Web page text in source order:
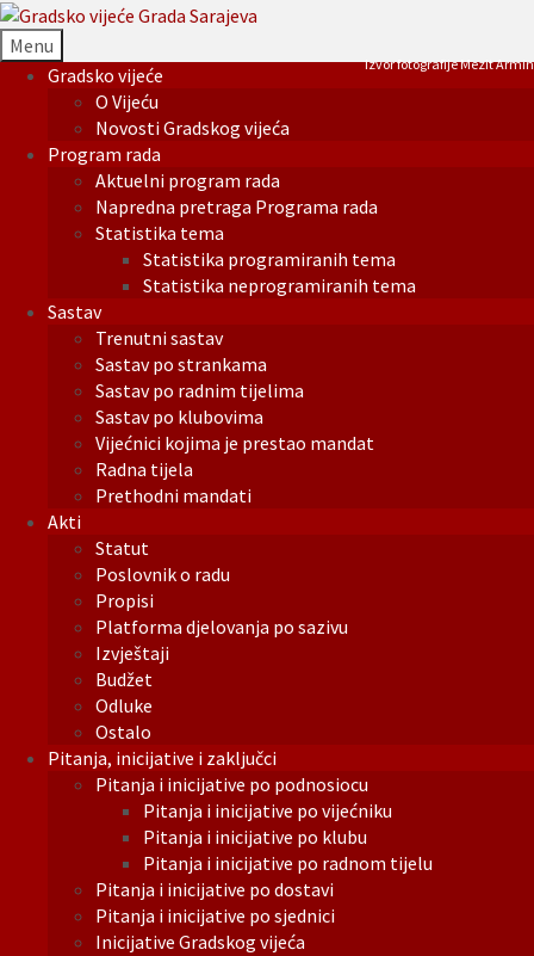
Menu
Gradsko vijeće
O Vijeću
Novosti Gradskog vijeća
Program rada
Aktuelni program rada
Napredna pretraga Programa rada
Statistika tema
Statistika programiranih tema
Statistika neprogramiranih tema
Sastav
Trenutni sastav
Sastav po strankama
Sastav po radnim tijelima
Sastav po klubovima
Vijećnici kojima je prestao mandat
Radna tijela
Prethodni mandati
Akti
Statut
Poslovnik o radu
Propisi
Platforma djelovanja po sazivu
Izvještaji
Budžet
Odluke
Ostalo
Pitanja, inicijative i zaključci
Pitanja i inicijative po podnosiocu
Pitanja i inicijative po vijećniku
Pitanja i inicijative po klubu
Pitanja i inicijative po radnom tijelu
Pitanja i inicijative po dostavi
Pitanja i inicijative po sjednici
Inicijative Gradskog vijeća
Izvor fotografije Mezit Armin